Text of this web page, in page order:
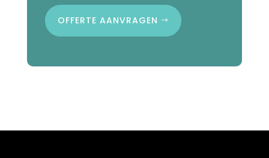
OFFERTE AANVRAGEN